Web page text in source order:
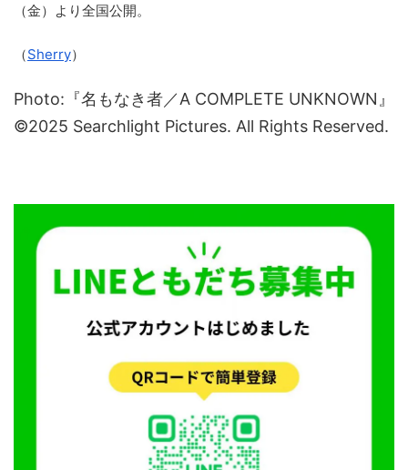
（金）より全国公開。
（Sherry）
Photo:『名もなき者／A COMPLETE UNKNOWN』
©2025 Searchlight Pictures. All Rights Reserved.